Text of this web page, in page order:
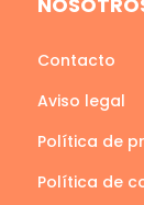
Contacto
Aviso legal
Política de
Política de